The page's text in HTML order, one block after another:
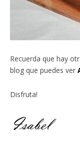
Recuerda que hay
blog que puedes ver
Disfruta!